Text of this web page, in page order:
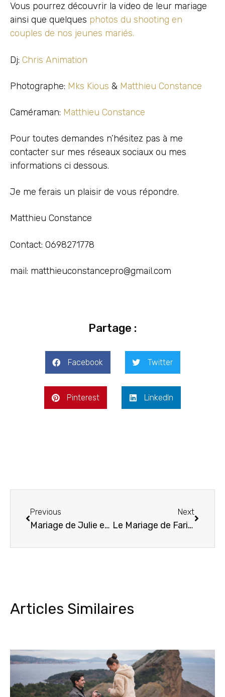
Vous pourrez découvrir la video de leur mariage
ainsi que quelques photos du shooting en
couples de nos jeunes mariés.
Dj: Chris Animation
Photographe: Mks Kious & Matthieu Constance
Caméraman: Matthieu Constance
Pour toutes demandes n’hésitez pas à me
contacter sur mes réseaux sociaux ou mes
informations ci dessous.
Je me ferais un plaisir de vous répondre.
Matthieu Constance
Contact: 0698271778
mail: matthieuconstancepro@gmail.com
Partage :
Facebook Twitter
Pinterest LinkedIn
Previous
Mariage de Julie et Boris le 1er Avril 2017 de Montréal à la Ciotat
Next
Le Mariage de Farid et Leila 29 Avril 2017 à Marseille
Articles Similaires